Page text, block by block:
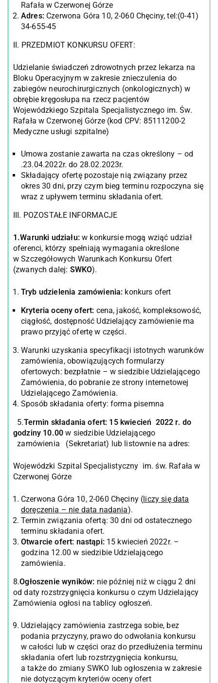
Rafała w Czerwonej Górze
Adres:Czerwona Góra 10, 2-060 Chęciny, tel:(0-41)
34-655-45
II. PRZEDMIOT KONKURSU OFERT:
Udzielanie świadczeń zdrowotnych przez lekarza na
Bloku Operacyjnym w zakresie znieczulenia do
zabiegów neurochirurgicznych (onkologicznych) w
obrębie kręgosłupa na rzecz pacjentów
Wojewódzkiego Szpitala Specjalistycznego im. Św.
Rafała w Czerwonej Górze (kod CPV: 85111200-2
Medyczne usługi szpitalne)
Umowa zostanie zawarta na czas określony – od
.23.04.2022r. do 28.02.2023r.
Składający ofertę pozostaje nią związany przez
okres 30 dni, przy czym bieg terminu rozpoczyna się
wraz z upływem terminu składania ofert.
III. POZOSTAŁE INFORMACJE
1.Warunki udziału:w konkursie mogą wziąć udział
oferenci, którzy spełniają wymagania określone
w Szczegółowych Warunkach Konkursu Ofert
(zwanych dalej: SWKO).
Tryb udzielenia zamówienia: konkurs ofert
Kryteria oceny ofert: cena, jakość, kompleksowość,
ciągłość, dostępność Udzielający zamówienie ma
prawo przyjąć ofertę w części.
Warunki uzyskania specyfikacji istotnych warunków
zamówienia, obowiązujących formularzy
ofertowych: bezpłatnie – w siedzibie Udzielającego
Zamówienia, do pobranie ze strony internetowej
Udzielającego Zamówienia.
Sposób składania oferty: forma pisemna
5.Termin składania ofert: 15 kwiecień 2022 r. do
godziny 10.00 w siedzibie Udzielającego
zamówienia (Sekretariat) lub listownie na adres:
Wojewódzki Szpital Specjalistyczny im. św. Rafała w
Czerwonej Górze
Czerwona Góra 10, 2-060 Chęciny (liczy się data
doręczenia – nie data nadania).
Termin związania ofertą: 30 dni od ostatecznego
terminu składania ofert.
Otwarcie ofert: nastąpi: 15 kwiecień 2022r. –
godzina 12.00 w siedzibie Udzielającego
zamówienia.
8.Ogłoszenie wyników: nie później niż w ciągu 2 dni
od daty rozstrzygnięcia konkursu o czym Udzielający
Zamówienia ogłosi na tablicy ogłoszeń.
Udzielający zamówienia zastrzega sobie, bez
podania przyczyny, prawo do odwołania konkursu
w całości lub w części oraz do przedłużenia terminu
składania ofert lub rozstrzygnięcia konkursu,
a także do zmiany SWKO lub ogłoszenia w zakresie
nie dotyczącym kryteriów oceny ofert